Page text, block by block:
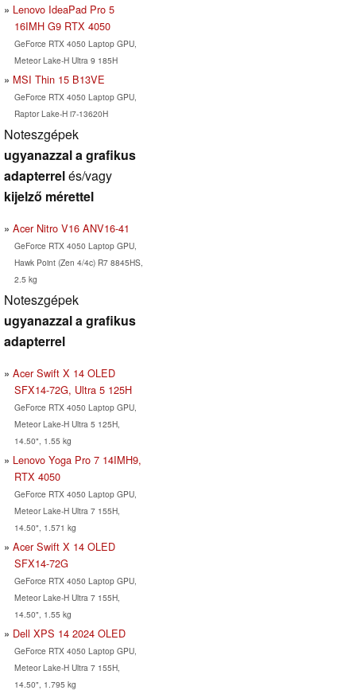
Lenovo IdeaPad Pro 5
16IMH G9 RTX 4050
GeForce RTX 4050 Laptop GPU,
Meteor Lake-H Ultra 9 185H
MSI Thin 15 B13VE
GeForce RTX 4050 Laptop GPU,
Raptor Lake-H i7-13620H
Noteszgépek
ugyanazzal a grafikus
adapterrelés/vagy
kijelző mérettel
Acer Nitro V16 ANV16-41
GeForce RTX 4050 Laptop GPU,
Hawk Point (Zen 4/4c) R7 8845HS,
2.5 kg
Noteszgépek
ugyanazzal a grafikus
adapterrel
Acer Swift X 14 OLED
SFX14-72G, Ultra 5 125H
GeForce RTX 4050 Laptop GPU,
Meteor Lake-H Ultra 5 125H,
14.50", 1.55 kg
Lenovo Yoga Pro 7 14IMH9,
RTX 4050
GeForce RTX 4050 Laptop GPU,
Meteor Lake-H Ultra 7 155H,
14.50", 1.571 kg
Acer Swift X 14 OLED
SFX14-72G
GeForce RTX 4050 Laptop GPU,
Meteor Lake-H Ultra 7 155H,
14.50", 1.55 kg
Dell XPS 14 2024 OLED
GeForce RTX 4050 Laptop GPU,
Meteor Lake-H Ultra 7 155H,
14.50", 1.795 kg